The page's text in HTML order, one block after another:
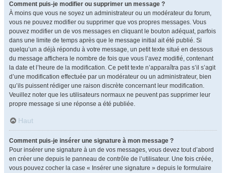
Comment puis-je modifier ou supprimer un message ?
À moins que vous ne soyez un administrateur ou un modérateur du forum,
vous ne pouvez modifier ou supprimer que vos propres messages. Vous
pouvez modifier un de vos messages en cliquant le bouton adéquat, parfois
dans une limite de temps après que le message initial ait été publié. Si
quelqu’un a déjà répondu à votre message, un petit texte situé en dessous
du message affichera le nombre de fois que vous l’avez modifié, contenant
la date et l’heure de la modification. Ce petit texte n’apparaîtra pas s’il s’agit
d’une modification effectuée par un modérateur ou un administrateur, bien
qu’ils puissent rédiger une raison discrète concernant leur modification.
Veuillez noter que les utilisateurs normaux ne peuvent pas supprimer leur
propre message si une réponse a été publiée.
Haut
Comment puis-je insérer une signature à mon message ?
Pour insérer une signature à un de vos messages, vous devez tout d’abord
en créer une depuis le panneau de contrôle de l’utilisateur. Une fois créée,
vous pouvez cocher la case « Insérer une signature » depuis le formulaire